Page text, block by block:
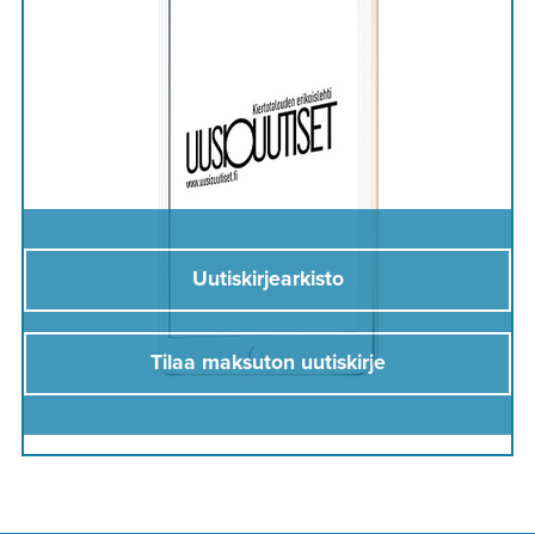
Uutiskirjearkisto
Tilaa maksuton uutiskirje